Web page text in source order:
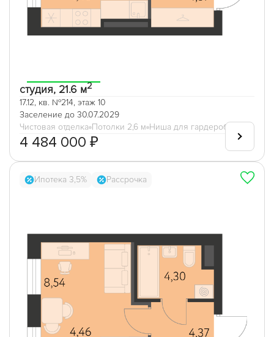
студия, 21.6 м2
17.12, кв. №214, этаж 10
Заселение до 30.07.2029
Чистовая отделка Потолки 2,6 м Ниша для гардеробной
4 484 000 ₽
Ипотека 3,5% Рассрочка